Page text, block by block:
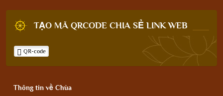
TẠO MÃ QRCODE CHIA SẺ LINK WEB
QR-code
Thông tin về Chùa